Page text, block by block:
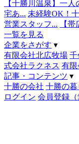
【十勝川温泉】一人
宅あ... 未経験OK！
営業スタッフ...
【
一覧を見る
企業をさがす ▾
有限会社北広牧場 千
式会社ラクネス 有
記事・コンテンツ ▾
十勝の会社 十勝の暮
ログイン 会員登録（